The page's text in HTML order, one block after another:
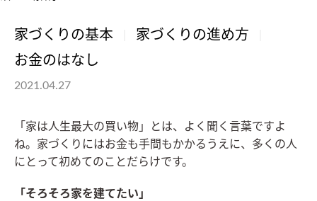
家づくりの基本
家づくりの進め方
お金のはなし
2021.04.27
「家は人生最大の買い物」とは、よく聞く言葉ですよ
ね。家づくりにはお金も手間もかかるうえに、多くの人
にとって初めてのことだらけです。
「そろそろ家を建てたい」